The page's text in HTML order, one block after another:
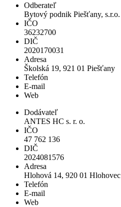
Odberateľ
Bytový podnik Piešťany, s.r.o.
IČO
36232700
DIČ
2020170031
Adresa
Školská 19, 921 01 Piešťany
Telefón
E-mail
Web
Dodávateľ
ANTES HC s. r. o.
IČO
47 762 136
DIČ
2024081576
Adresa
Hlohová 14, 920 01 Hlohovec
Telefón
E-mail
Web